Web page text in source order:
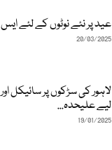
عید پر نئے نوٹوں کے لئے
20/03/2025
لاہور کی سڑکوں پر سائیکل
لیے علیحدہ...
19/01/2025